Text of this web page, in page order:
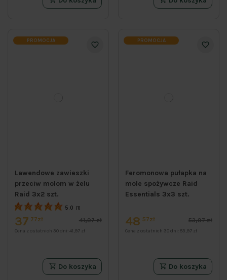
PROMOCJA
Lawendowe zawieszki
przeciw molom w żelu
Raid 3x2 szt.
5.0 (1)
37 77zł 41,97 zł
Cena z ostatnich 30 dni: 41,97 zł
Do koszyka
PROMOCJA
Feromonowa pułapka na
mole spożywcze Raid
Essentials 3x3 szt.
48 57zł 53,97 zł
Cena z ostatnich 30 dni: 53,97 zł
Do koszyka